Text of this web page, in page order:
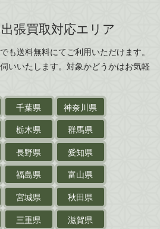
・鎧・ 甲冑
書・武術書
学・
ン色紙
草稿・原稿・肉筆物
小説・推理小説
電車・バス
・戦中の紙物・資料
岡山県
香川県
張買取対応エリア
も送料無料にてご利用いただけます。
いいたします。対象かどうかはお気軽
千葉県
神奈川県
栃木県
群馬県
長野県
愛知県
福島県
富山県
宮城県
秋田県
三重県
滋賀県